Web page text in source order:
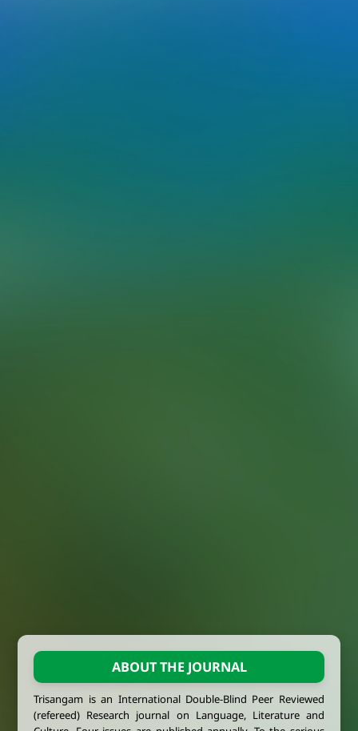
ABOUT THE JOURNAL
Trisangam is an International Double-Blind Peer Reviewed
(refereed) Research journal on Language, Literature and